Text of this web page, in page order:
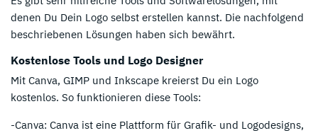
denen Du Dein Logo selbst erstellen kannst. Die nachfolgend
beschriebenen Lösungen haben sich bewährt.
Kostenlose Tools und Logo Designer
Mit Canva, GIMP und Inkscape kreierst Du ein Logo
kostenlos. So funktionieren diese Tools:
-Canva: Canva ist eine Plattform für Grafik- und Logodesigns,